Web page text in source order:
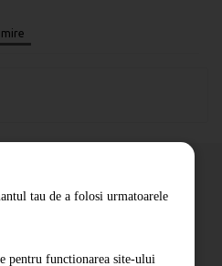
tau de a folosi urmatoarele
pentru functionarea site-ului